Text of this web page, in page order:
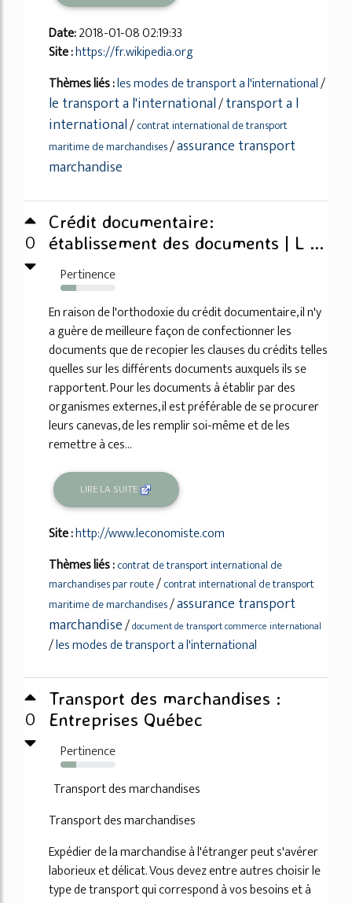
Date:2018-01-08 02:19:33
Site :https://fr.wikipedia.org
Thèmes liés :les modes de transport a l'international/
le transport a l'international/transport a l
international/contrat international de transport
maritime de marchandises/assurance transport
marchandise
0
Crédit documentaire:
établissement des documents | L ...
Pertinence
29%
En raison de l'orthodoxie du crédit documentaire, il n'y
a guère de meilleure façon de confectionner les
documents que de recopier les clauses du crédits telles
quelles sur les différents documents auxquels ils se
rapportent. Pour les documents à établir par des
organismes externes, il est préférable de se procurer
leurs canevas, de les remplir soi-même et de les
remettre à ces...
LIRE LA SUITE
Site :http://www.leconomiste.com
Thèmes liés :contrat de transport international de
marchandises par route/contrat international de transport
maritime de marchandises/assurance transport
marchandise/document de transport commerce international
/les modes de transport a l'international
0
Transport des marchandises :
Entreprises Québec
Pertinence
29%
Transport des marchandises
Transport des marchandises
Expédier de la marchandise à l'étranger peut s'avérer
laborieux et délicat. Vous devez entre autres choisir le
type de transport qui correspond à vos besoins et à